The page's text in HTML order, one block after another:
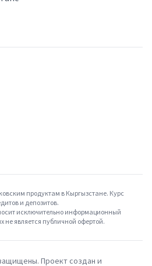
продуктам в Кыргызстане. Курс
и депозитов.
исключительно информационный
не является публичной офертой.
Проект создан и